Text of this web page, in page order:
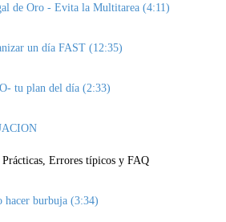
de Oro - Evita la Multitarea (4:11)
un día FAST (12:35)
tu plan del día (2:33)
Prácticas, Errores típicos y FAQ
hacer burbuja (3:34)